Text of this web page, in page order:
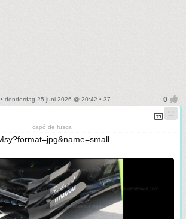
• donderdag 25 juni 2026 @ 20:42 • 37
capô de fusca